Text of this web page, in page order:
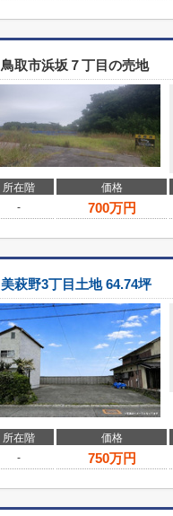
鳥取市浜坂７丁目の売地
所在階 価格
-
700万円
美萩野3丁目土地 64.74坪
所在階 価格
-
750万円